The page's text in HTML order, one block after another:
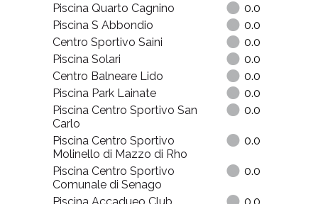
Piscina Quarto Cagnino
0.0
Piscina S Abbondio
0.0
Centro Sportivo Saini
0.0
Piscina Solari
0.0
Centro Balneare Lido
0.0
Piscina Park Lainate
0.0
Piscina Centro Sportivo San
Carlo
0.0
Piscina Centro Sportivo
Molinello di Mazzo di Rho
0.0
Piscina Centro Sportivo
Comunale di Senago
0.0